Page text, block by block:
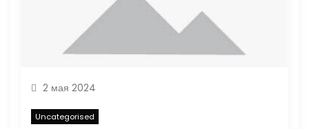
2 мая 2024
Uncategorised